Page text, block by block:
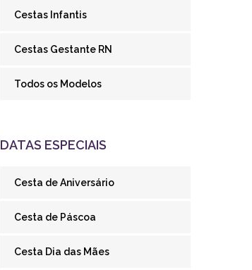
Cestas Infantis
Cestas Gestante RN
Todos os Modelos
DATAS ESPECIAIS
Cesta de Aniversário
Cesta de Páscoa
Cesta Dia das Mães